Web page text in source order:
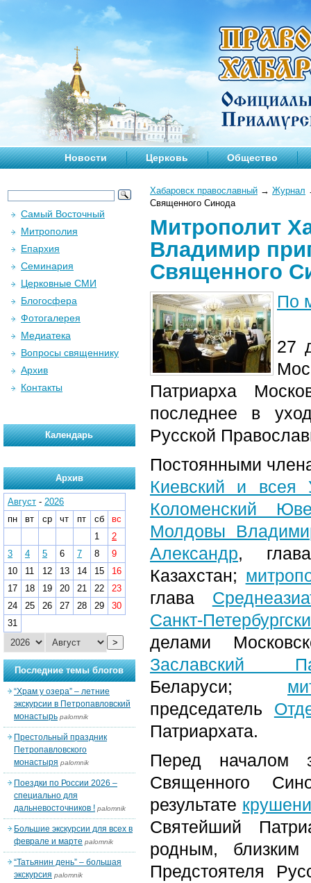
Новости Церковь Общество
Хабаровск православный → Журнал
Священного Синода
Митрополит
Владимир
Священного
По
27
Патриарха
последнее в
Русской
Постоянными
Киевский и всея
Коломенский
Молдовы
Александр,
Казахстан;
глава
Санкт-
делами
Заславский
Беларуси;
председатель
Патриархата.
Перед началом
Священного
результате
Святейший
родным,
Предстоятеля
Самый Восточный
Митрополия
Епархия
Семинария
Церковные СМИ
Блогосфера
Фотогалерея
Медиатека
Вопросы священнику
Архив
Контакты
Календарь
Архив
Август - 2026
пн
вт ср чт пт сб
вс
1
2
3
4 5 6 7 8
9
10
11 12 13 14 15
16
17
18 19 20 21 22
23
24
25 26 27 28 29
30
31
>
Последние темы блогов
“Храм у озера” – летние
экскурсии в Петропавловский
монастырь palomnik
Престольный праздник
Петропавловского
монастыря palomnik
Поездки по России 2026 –
специально для
дальневосточников ! palomnik
Большие экскурсии для всех в
феврале и марте palomnik
“Татьянин день” – большая
экскурсия palomnik